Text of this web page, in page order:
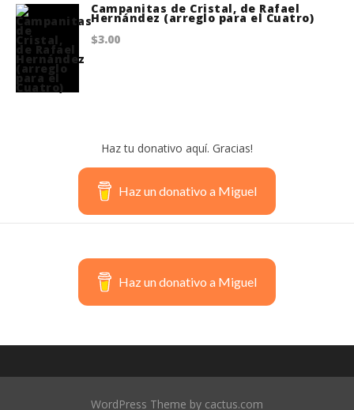
Campanitas de Cristal, de Rafael
Hernández (arreglo para el Cuatro)
$3.00
Haz tu donativo aquí. Gracias!
Haz un donativo a Miguel
Haz un donativo a Miguel
WordPress Theme by cactus.com